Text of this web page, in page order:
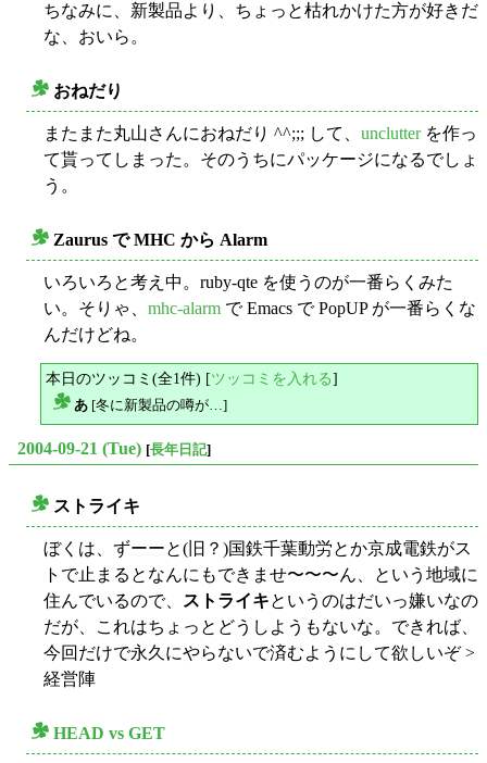
ちなみに、新製品より、ちょっと枯れかけた方が好きだ
な、おいら。
おねだり
またまた丸山さんにおねだり ^^;;; して、 unclutterを作っ
て貰ってしまった。そのうちにパッケージになるでしょ
う。
Zaurus で MHC から Alarm
いろいろと考え中。ruby-qte を使うのが一番らくみた
い。そりゃ、 mhc-alarm で Emacs で PopUP が一番らくな
んだけどね。
本日のツッコミ(全1件) [ツッコミを入れる]
あ [冬に新製品の噂が…]
2004-09-21 (Tue) [長年日記]
ストライキ
ぼくは、ずーーと(旧？)国鉄千葉動労とか京成電鉄がス
トで止まるとなんにもできませ〜〜〜ん、という地域に
住んでいるので、 ストライキというのはだいっ嫌いなの
だが、これはちょっとどうしようもないな。できれば、
今回だけで永久にやらないで済むようにして欲しいぞ >
経営陣
HEAD vs GET